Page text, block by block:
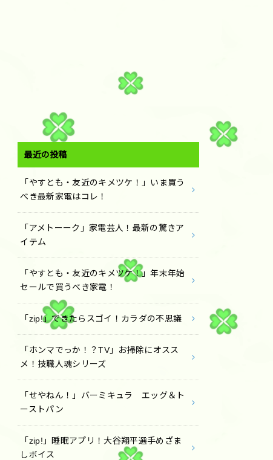
最近の投稿
「やすとも・友近のキメツケ！」いま買う
べき最新家電はコレ！
「アメトーーク」家電芸人！最新の驚きア
イテム
「やすとも・友近のキメツケ！」年末年始
セールで買うべき家電！
「zip!」できたらスゴイ！カラダの不思議
「ホンマでっか！？TV」お掃除にオスス
メ！技職人魂シリーズ
「せやねん！」バーミキュラ エッグ＆ト
ーストパン
「zip!」睡眠アプリ！大谷翔平選手めざま
しボイス